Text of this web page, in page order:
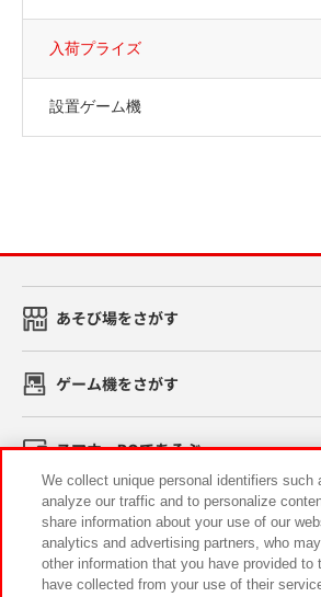
入荷プライズ
設置ゲーム機
あそび場をさがす
ゲーム機をさがす
スマホ・PCであそぶ
イベント・キャンペーン
We collect unique personal identifiers such
analyze our traffic and to personalize
share information about your use of our
analytics and advertising partners, who
other information that you have provided to
have collected from your use of their